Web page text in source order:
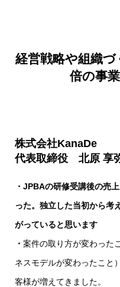
経営戦略や組織
倍の事
株式会社KanaDe
代表取締役 北原 享
・JPBAの研修受講後の売
った。独立した当初から考
がっていると思います
・ 案件の取り方が変わった
ネスモデルが変わったこと
客様が増えてきました。